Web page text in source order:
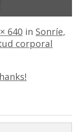
640 in Sonríe,
corporal